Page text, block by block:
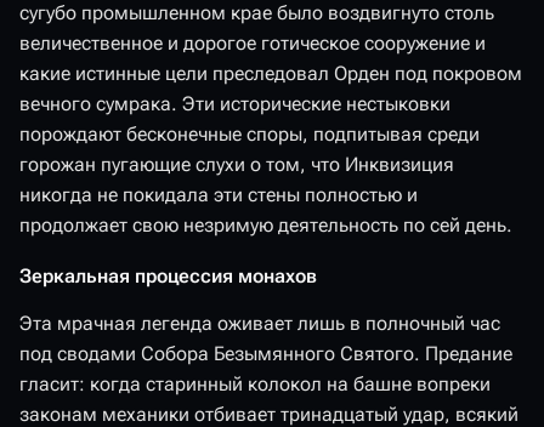
сугубо промышленном крае было воздвигнуто столь
величественное и дорогое готическое сооружение и
какие истинные цели преследовал Орден под покровом
вечного сумрака. Эти исторические нестыковки
порождают бесконечные споры, подпитывая среди
горожан пугающие слухи о том, что Инквизиция
никогда не покидала эти стены полностью и
продолжает свою незримую деятельность по сей день.
Зеркальная процессия монахов
Эта мрачная легенда оживает лишь в полночный час
под сводами Собора Безымянного Святого. Предание
гласит: когда старинный колокол на башне вопреки
законам механики отбивает тринадцатый удар, всякий